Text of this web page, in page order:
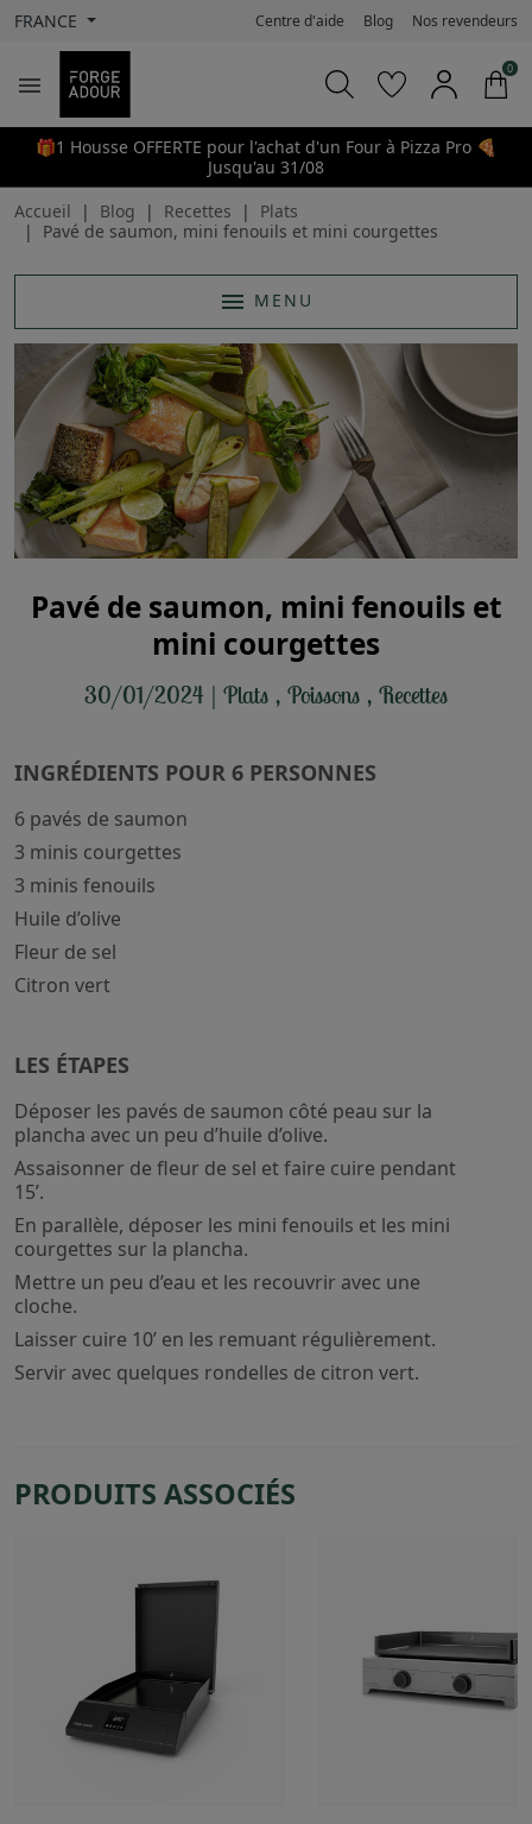
FRANCE Centre d'aide Blog Nos revendeurs

0
🎁1 Housse OFFERTE pour l'achat d'un Four à Pizza Pro 🍕
Jusqu'au 31/08
Accueil
Blog Recettes
Plats
Pavé de saumon, mini fenouils et mini courgettes
menu MENU
Pavé de saumon, mini fenouils et
mini courgettes
30/01/2024 | Plats , Poissons , Recettes
INGRÉDIENTS POUR 6 PERSONNES
6 pavés de saumon
3 minis courgettes
3 minis fenouils
Huile d’olive
Fleur de sel
Citron vert
LES ÉTAPES
Déposer les pavés de saumon côté peau sur la
plancha avec un peu d’huile d’olive.
Assaisonner de fleur de sel et faire cuire pendant
15’.
En parallèle, déposer les mini fenouils et les mini
courgettes sur la plancha.
Mettre un peu d’eau et les recouvrir avec une
cloche.
Laisser cuire 10’ en les remuant régulièrement.
Servir avec quelques rondelles de citron vert.
PRODUITS ASSOCIÉS